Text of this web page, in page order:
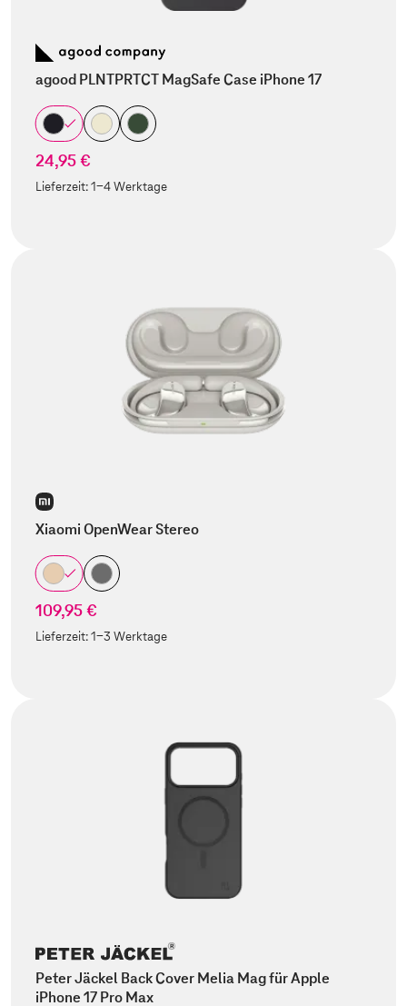
agood PLNTPRTCT MagSafe Case iPhone 17
24,95 €
Lieferzeit:1-4 Werktage
Xiaomi OpenWear Stereo
109,95 €
Lieferzeit:1-3 Werktage
Peter Jäckel Back Cover Melia Mag für Apple
iPhone 17 Pro Max